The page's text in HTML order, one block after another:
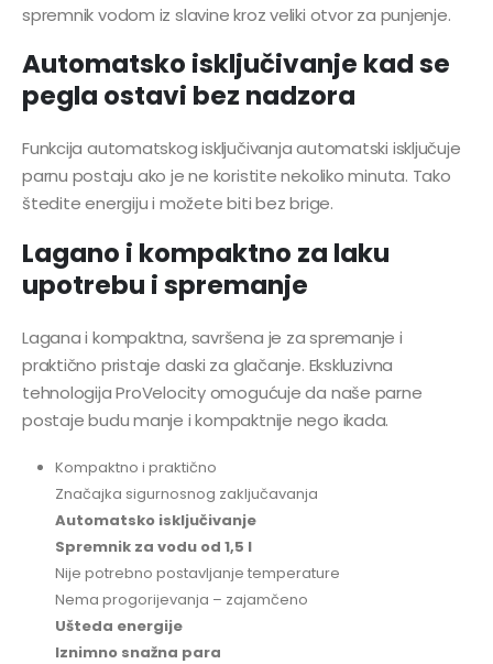
spremnik vodom iz slavine kroz veliki otvor za punjenje.
Automatsko isključivanje kad se
pegla ostavi bez nadzora
Funkcija automatskog isključivanja automatski isključuje
parnu postaju ako je ne koristite nekoliko minuta. Tako
štedite energiju i možete biti bez brige.
Lagano i kompaktno za laku
upotrebu i spremanje
Lagana i kompaktna, savršena je za spremanje i
praktično pristaje daski za glačanje. Ekskluzivna
tehnologija ProVelocity omogućuje da naše parne
postaje budu manje i kompaktnije nego ikada.
Kompaktno i praktično
Značajka sigurnosnog zaključavanja
Automatsko isključivanje
Spremnik za vodu od 1,5 l
Nije potrebno postavljanje temperature
Nema progorijevanja – zajamčeno
Ušteda energije
Iznimno snažna para